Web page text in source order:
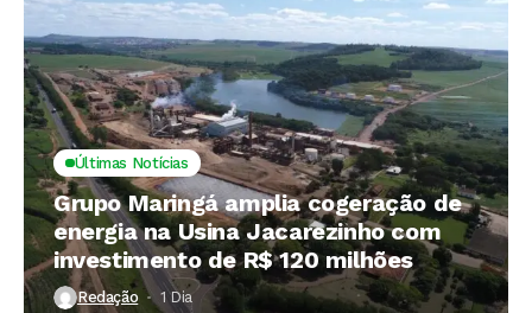
Últimas Notícias
Grupo Maringá amplia cogeração de
energia na Usina Jacarezinho com
investimento de R$ 120 milhões
Redação 1 Dia ⁮